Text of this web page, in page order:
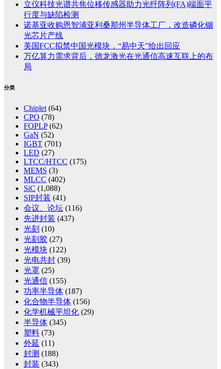
立仪科技光谱共焦位移传感器助力光纤阵列(FA)端面平
行度与缺陷检测
诺基亚收购恩智浦亚利桑那州半导体工厂，改造磷化铟
光芯片产线
美国FCC拟禁中国光模块，“易中天”给出回应
万亿算力需求背后，德龙激光在光通信高速互联上的布
局
分类
Chiplet (64)
CPO (78)
FOPLP(62)
GaN (52)
IGBT (701)
LED (27)
LTCC/HTCC (175)
MEMS (3)
MLCC (402)
SiC (1,088)
SIP封装 (41)
会议、论坛 (116)
先进封装 (437)
光刻 (10)
光刻胶 (27)
光模块 (122)
光电共封 (39)
光罩 (25)
光通信 (155)
功率半导体 (187)
化合物半导体 (156)
化学机械平坦化 (29)
半导体 (345)
塑料 (73)
外延 (11)
封测 (188)
封装 (343)